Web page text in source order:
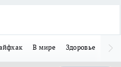
В мире Здоровье